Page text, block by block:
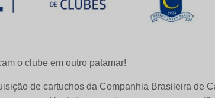
o clube em outro patamar!
de cartuchos da Companhia Brasileira de